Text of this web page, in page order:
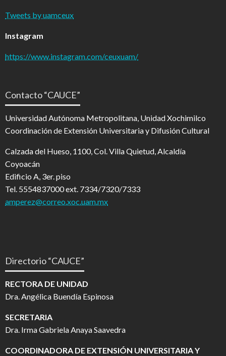
Tweets by uamceux
Instagram
https://www.instagram.com/ceuxuam/
Contacto “CAUCE”
Universidad Autónoma Metropolitana, Unidad Xochimilco
Coordinación de Extensión Universitaria y Difusión Cultural
Calzada del Hueso, 1100, Col. Villa Quietud, Alcaldía
Coyoacán
Edificio A, 3er. piso
Tel. 5554837000 ext. 7334/7320/7333
amperez@correo.xoc.uam.mx
Directorio “CAUCE”
RECTORA DE UNIDAD
Dra. Angélica Buendía Espinosa
SECRETARIA
Dra. Irma Gabriela Anaya Saavedra
COORDINADORA DE EXTENSIÓN UNIVERSITARIA Y